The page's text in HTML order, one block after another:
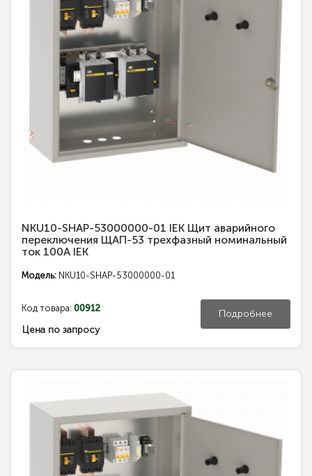
NKU10-SHAP-53000000-01 IEK Щит аварийного
переключения ЩАП-53 трехфазный номинальный
ток 100А IEK
Модель: NKU10-SHAP-53000000-01
Код товара: 00912
Цена по запросу
Подробнее